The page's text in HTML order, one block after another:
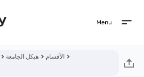
Menu
هيكل الجامعة
الأقسام